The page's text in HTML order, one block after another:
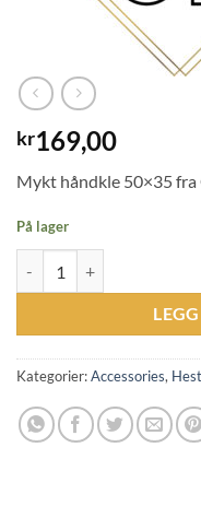
kr169,00
Mykt håndkle 50×35
På lager
Kategorier:Accessories, Hest